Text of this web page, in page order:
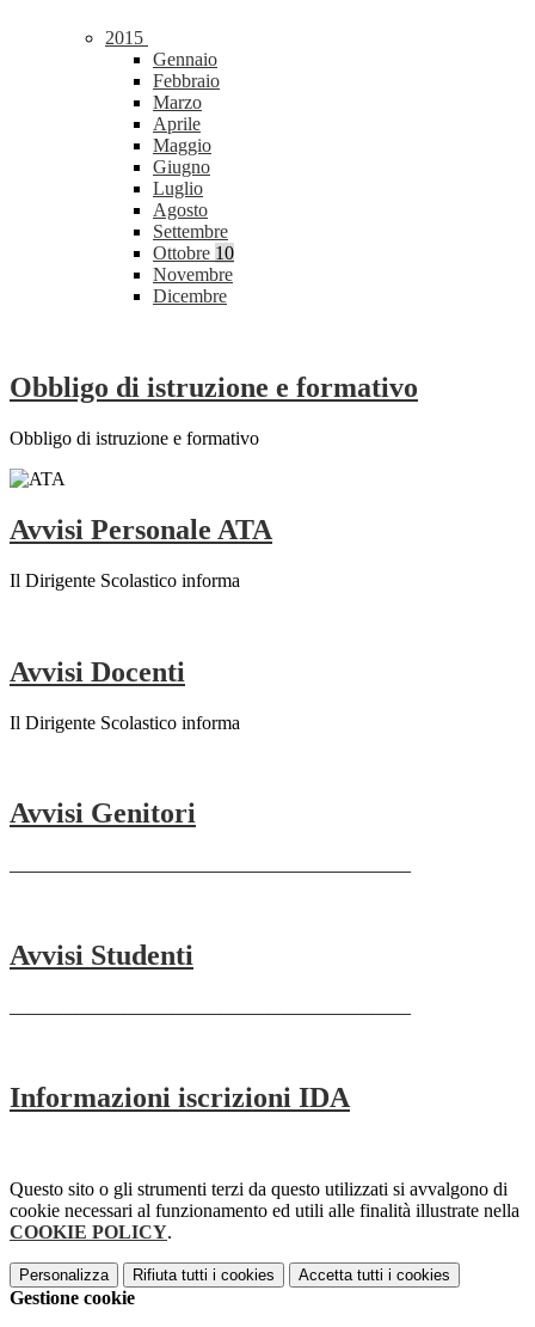
2015
Gennaio
Febbraio
Marzo
Aprile
Maggio
Giugno
Luglio
Agosto
Settembre
Ottobre 10
Novembre
Dicembre
Obbligo di istruzione e formativo
Obbligo di istruzione e formativo
Avvisi Personale ATA
Il Dirigente Scolastico informa
Avvisi Docenti
Il Dirigente Scolastico informa
Avvisi Genitori
Avvisi Studenti
Informazioni iscrizioni IDA
Questo sito o gli strumenti terzi da questo utilizzati si avvalgono di
cookie necessari al funzionamento ed utili alle finalità illustrate nella
COOKIE POLICY.
Personalizza Rifiuta tutti i cookies Accetta tutti i cookies
Gestione cookie